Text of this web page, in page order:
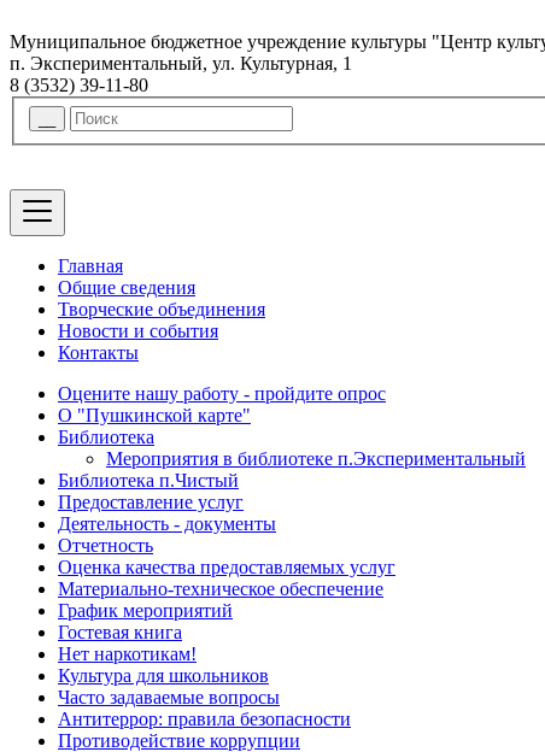
Муниципальное бюджетное учреждение культуры "Центр
п. Экспериментальный, ул. Культурная, 1
8 (3532) 39-11-80
Главная
Общие сведения
Творческие объединения
Новости и события
Контакты
Оцените нашу работу - пройдите опрос
О "Пушкинской карте"
Библиотека
Мероприятия в библиотеке п.Экспериментальный
Библиотека п.Чистый
Предоставление услуг
Деятельность - документы
Отчетность
Оценка качества предоставляемых услуг
Материально-техническое обеспечение
График мероприятий
Гостевая книга
Нет наркотикам!
Культура для школьников
Часто задаваемые вопросы
Антитеррор: правила безопасности
Противодействие коррупции